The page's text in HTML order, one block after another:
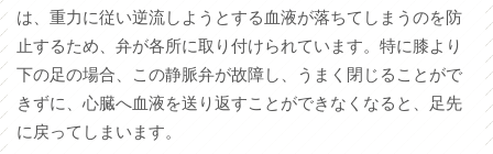
は、重力に従い逆流しようとする血液が落ちてしまうのを防
止するため、弁が各所に取り付けられています。特に膝より
下の足の場合、この静脈弁が故障し、うまく閉じることがで
きずに、心臓へ血液を送り返すことができなくなると、足先
に戻ってしまいます。